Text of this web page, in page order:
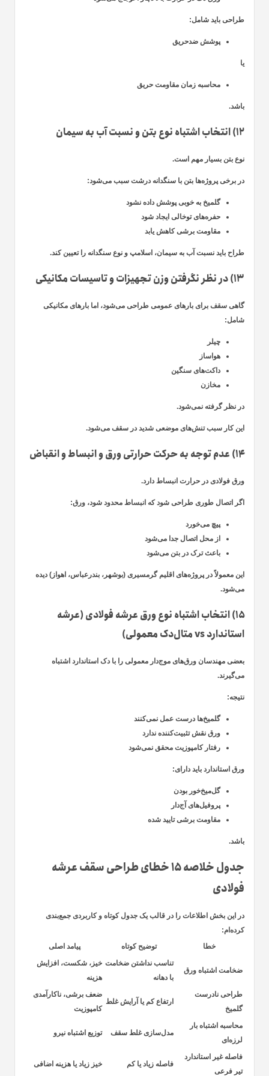
طراحی باید شامل:
پوشش ضدحریق
یا
محاسبه زمان مقاومت حریق
باشد.
۱۲) انتخاب اشتباه نوع بتن و نسبت آب به سیمان
نوع بتن بسیار مهم است.
در برخی پروژه‌ها بتن با سنگدانه درشت سبب می‌شود:
گلمیخ به خوبی پوشش داده نشود
حفره‌های توخالی ایجاد شود
مقاومت برشی کاهش یابد
طراح باید نسبت آب به سیمان، اسلامپ و نوع سنگدانه را تعیین کند.
۱۳) در نظر نگرفتن وزن تجهیزات و تاسیسات مکانیکی
گاهی سقف برای بارهای عمومی طراحی می‌شود، اما بارهای مکانیکی
شامل:
چیلر
هواساز
داکت‌های سنگین
مخازن
در نظر گرفته نمی‌شود.
این کار سبب تنش‌های موضعی شدید در سقف می‌شود.
۱۴) عدم توجه به حرکت حرارتی ورق و انبساط و انقباض
ورق فولادی در حرارت انبساط دارد.
اگر اتصال طوری طراحی شود که انبساط محدود شود، ورق:
پیچ می‌خورد
از محل اتصال جدا می‌شود
باعث ترک در بتن می‌شود
این معمولاً در پروژه‌های اقلیم گرمسیری (بوشهر، بندرعباس، اهواز) دیده
می‌شود.
۱۵) انتخاب اشتباه نوع ورق عرشه فولادی (عرشه
استاندارد vs متال‌دک معمولی)
بعضی مهندسان ورق‌های موج‌دار معمولی را با دک استاندارد اشتباه
می‌گیرند.
نتیجه:
گلمیخ‌ها درست عمل نمی‌کنند
ورق نقش تثبیت‌کننده ندارد
رفتار کامپوزیت محقق نمی‌شود
ورق استاندارد باید دارای:
گل‌میخ‌خور بودن
پروفیل‌های آج‌دار
مقاومت برشی تایید شده
باشد.
جدول خلاصه ۱۵ خطای طراحی سقف عرشه
فولادی
در این بخش اطلاعات را در قالب یک جدول کوتاه و کاربردی جمع‌بندی
کرده‌ام:
خطا
توضیح کوتاه پیامد اصلی
ضخامت اشتباه ورق
تناسب نداشتن ضخامت
با دهانه
خیز، شکست، افزایش
هزینه
طراحی نادرست
گلمیخ
ارتفاع کم یا آرایش غلط
ضعف برشی، ناکارآمدی
کامپوزیت
محاسبه اشتباه بار
لرزه‌ای
مدل‌سازی غلط سقف توزیع اشتباه نیرو
فاصله غیر استاندارد
تیر فرعی
فاصله زیاد یا کم خیز زیاد یا هزینه اضافی